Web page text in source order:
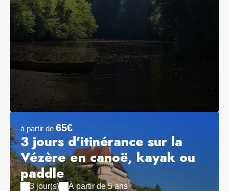
à partir de 65€
3 jours d'itinérance sur la
Vézère en canoë, kayak ou
paddle
3 jour(s)
À partir de 5 ans